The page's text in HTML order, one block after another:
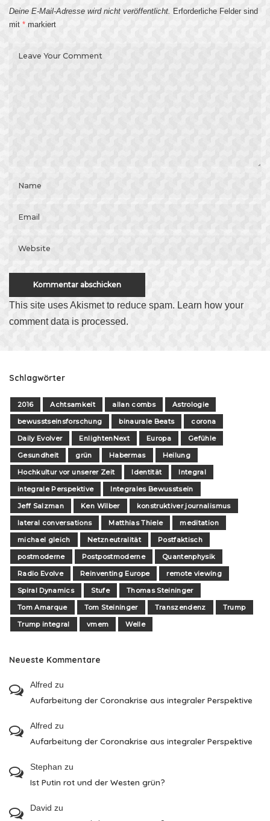
Deine E-Mail-Adresse wird nicht veröffentlicht. Erforderliche Felder sind
mit * markiert
This site uses Akismet to reduce spam. Learn how your
comment data is processed.
Schlagwörter
2016 Achtsamkeit allan combs
Astrologie
bewusstseinsforschung
binaurale Beats
corona
Daily Evolver
EnlightenNext Europa
Gefühle
Gesundheit
grün Habermas
Heilung
Hochkultur vor unserer Zeit
Identität
Integral
integrale Perspektive
Integrales Bewusstsein
Jeff Salzman
Ken Wilber
konstruktiver journalismus
lateral conversations
Matthias Thiele
meditation
michael gleich
Netzneutralität
Postfaktisch
postmoderne
Postpostmoderne
Quantenphysik
Radio Evolve
Reinventing Europe
remote viewing
Spiral Dynamics
Stufe
Thomas Steininger
Tom Amarque
Tom Steininger Transzendenz
Trump
Trump integral
vmem Welle
Neueste Kommentare
Alfred zu
Aufarbeitung der Coronakrise aus integraler Perspektive
Alfred zu
Aufarbeitung der Coronakrise aus integraler Perspektive
Stephan zu
Ist Putin rot und der Westen grün?
David zu